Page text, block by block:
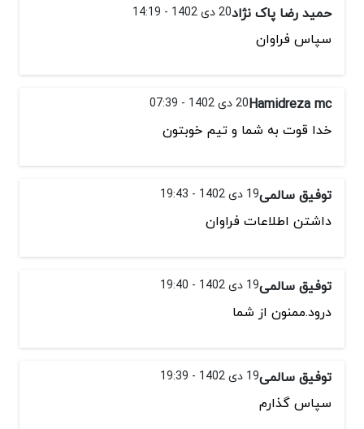
حمید رضا پاک نژاد20 دی 1402 - 14:19
سپاس فراوان
Hamidreza mc20 دی 1402 - 07:39
خدا قوت به شما و تيم خوبتون
توفیق سالمی19 دی 1402 - 19:43
داشتن اطلاعات فراوان
توفیق سالمی19 دی 1402 - 19:40
درود.ممنون از شما
توفیق سالمی19 دی 1402 - 19:39
سپاس گذارم